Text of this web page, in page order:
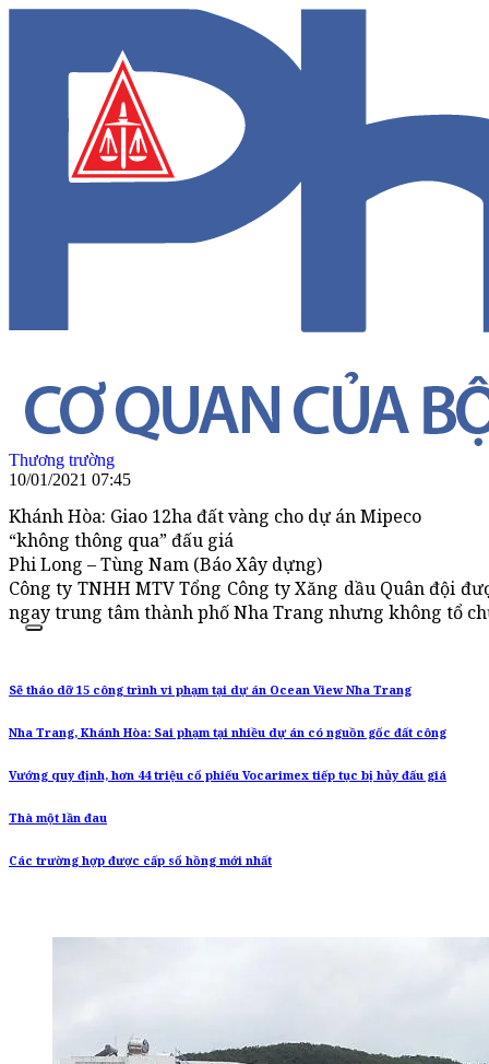
Thương trường
10/01/2021 07:45
Khánh Hòa: Giao 12ha đất vàng cho dự án Mipeco
“không thông qua” đấu giá
Phi Long – Tùng Nam (Báo Xây dựng)
Công ty TNHH MTV Tổng Công ty Xăng dầu Quân đội
ngay trung tâm thành phố Nha Trang nhưng không tổ
Sẽ tháo dỡ 15 công trình vi phạm tại dự án Ocean View Nha Trang
Nha Trang, Khánh Hòa: Sai phạm tại nhiều dự án có nguồn gốc đất công
Vướng quy định, hơn 44 triệu cổ phiếu Vocarimex tiếp tục bị hủy đấu giá
Thà một lần đau
Các trường hợp được cấp sổ hồng mới nhất